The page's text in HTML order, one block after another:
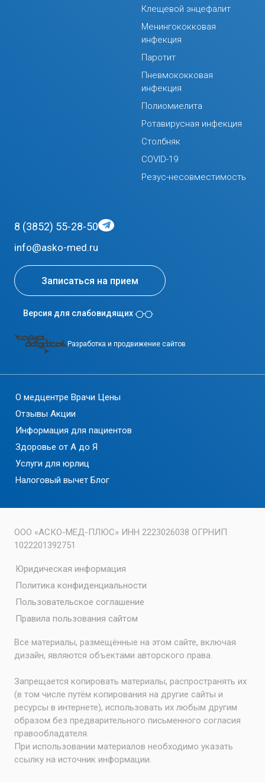
Клещевой энцефалит
Менингококковая
инфекция
Паротит
Пневмококковая
инфекция
Полиомиелита
Ротавирусная инфекция
Столбняк
COVID-19
Резус-несовместимость
8 (3852) 55-28-50
info@asko-med.ru
Записаться на прием
Версия для слабовидящих
Разработка и продвижение сайтов
О медцентре Врачи Цены
Отзывы Акции
Информация для пациентов
Здоровье от А до Я
Услуги для юрлиц
Налоговый вычет Блог
ООО «АСКО-МЕД-ПЛЮС» ИНН 2223026038 ОГРНИП
1022201392751
Юридическая информация
Политика конфиденциальности
Пользовательское соглашение
Правила пользования сайтом
Все материалы, размещённые на этом сайте, включая
дизайн, являются объектами авторского права.
Запрещается копировать материалы, распространять их
(в том числе путём копирования на другие сайты и
ресурсы в интернете), использовать их любым другим
образом без предварительного письменного согласия
правообладателя.
При использовании материалов необходимо указать
ссылку на источник информации.